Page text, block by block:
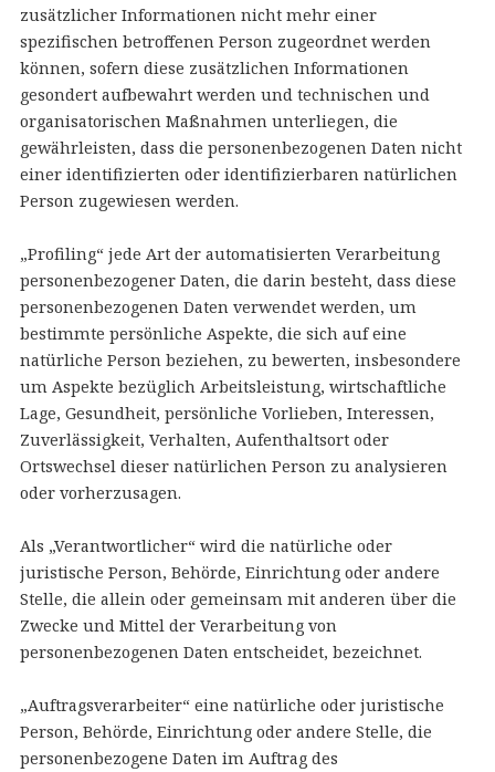
zusätzlicher Informationen nicht mehr einer
spezifischen betroffenen Person zugeordnet werden
können, sofern diese zusätzlichen Informationen
gesondert aufbewahrt werden und technischen und
organisatorischen Maßnahmen unterliegen, die
gewährleisten, dass die personenbezogenen Daten nicht
einer identifizierten oder identifizierbaren natürlichen
Person zugewiesen werden.
„Profiling“ jede Art der automatisierten Verarbeitung
personenbezogener Daten, die darin besteht, dass diese
personenbezogenen Daten verwendet werden, um
bestimmte persönliche Aspekte, die sich auf eine
natürliche Person beziehen, zu bewerten, insbesondere
um Aspekte bezüglich Arbeitsleistung, wirtschaftliche
Lage, Gesundheit, persönliche Vorlieben, Interessen,
Zuverlässigkeit, Verhalten, Aufenthaltsort oder
Ortswechsel dieser natürlichen Person zu analysieren
oder vorherzusagen.
Als „Verantwortlicher“ wird die natürliche oder
juristische Person, Behörde, Einrichtung oder andere
Stelle, die allein oder gemeinsam mit anderen über die
Zwecke und Mittel der Verarbeitung von
personenbezogenen Daten entscheidet, bezeichnet.
„Auftragsverarbeiter“ eine natürliche oder juristische
Person, Behörde, Einrichtung oder andere Stelle, die
personenbezogene Daten im Auftrag des